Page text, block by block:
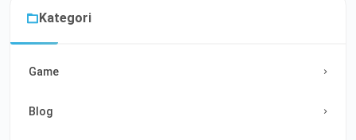
Kategori
Game
Blog